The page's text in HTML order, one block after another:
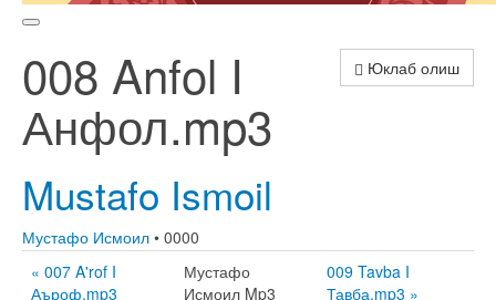
Юклаб олиш
008 Anfol I
Анфол.mp3
Mustafo Ismoil
Мустафо Исмоил • 0000
« 007 A'rof I
Аъроф.mp3
Мустафо
Исмоил Mp3
009 Tavba I
Тавба.mp3 »